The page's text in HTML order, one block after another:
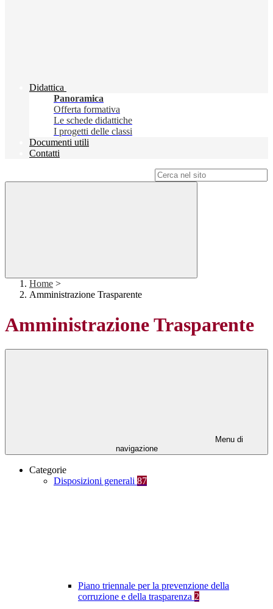
Didattica
Panoramica
Offerta formativa
Le schede didattiche
I progetti delle classi
Documenti utili
Contatti
Home >
Amministrazione Trasparente
Amministrazione Trasparente
Menu di
navigazione
Categorie
Disposizioni generali 87
Piano triennale per la prevenzione della
corruzione e della trasparenza 2